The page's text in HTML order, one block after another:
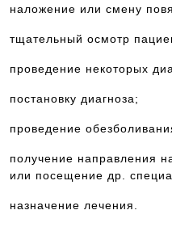
наложение или смену
тщательный осмотр
проведение некоторых
постановку диагноза;
проведение
получение направления
или посещение др.
назначение лечения.